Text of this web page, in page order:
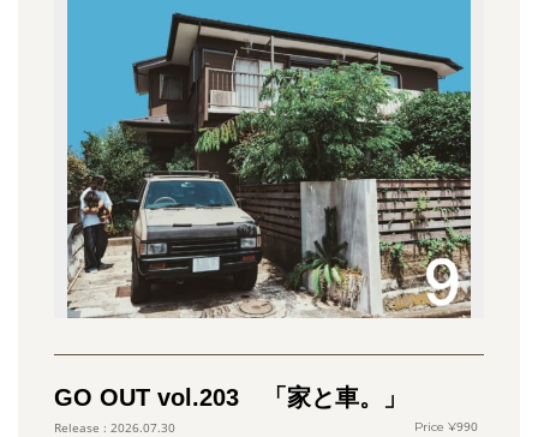
GO OUT vol.203 「家と車。」
2026.07.30 990